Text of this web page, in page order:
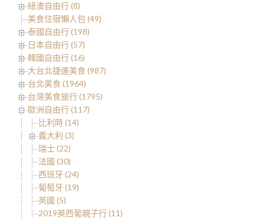
紐澳自由行 (8)
美食住宿懶人包 (49)
泰國自由行 (198)
日本自由行 (57)
韓國自由行 (16)
大台北捷運美食 (987)
台北美食 (1964)
台灣美食旅行 (1795)
歐洲自由行 (117)
比利時 (14)
義大利 (3)
瑞士 (22)
法國 (30)
西班牙 (24)
葡萄牙 (19)
英國 (5)
2019英西葡親子行 (11)